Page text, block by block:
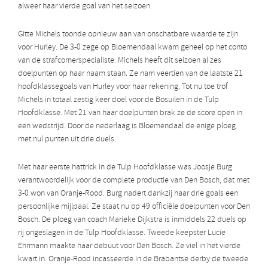
alweer haar vierde goal van het seizoen.
Gitte Michels toonde opnieuw aan van onschatbare waarde te zijn
voor Hurley. De 3-0 zege op Bloemendaal kwam geheel op het conto
van de strafcornerspecialiste. Michels heeft dit seizoen al zes
doelpunten op haar naam staan. Ze nam veertien van de laatste 21
hoofdklassegoals van Hurley voor haar rekening. Tot nu toe trof
Michels in totaal zestig keer doel voor de Bosuilen in de Tulp
Hoofdklasse. Met 21 van haar doelpunten brak ze de score open in
een wedstrijd. Door de nederlaag is Bloemendaal de enige ploeg
met nul punten uit drie duels.
Met haar eerste hattrick in de Tulp Hoofdklasse was Joosje Burg
verantwoordelijk voor de complete productie van Den Bosch, dat met
3-0 won van Oranje-Rood. Burg nadert dankzij haar drie goals een
persoonlijke mijlpaal. Ze staat nu op 49 officiële doelpunten voor Den
Bosch. De ploeg van coach Marieke Dijkstra is inmiddels 22 duels op
rij ongeslagen in de Tulp Hoofdklasse. Tweede keepster Lucie
Ehrmann maakte haar debuut voor Den Bosch. Ze viel in het vierde
kwart in. Oranje-Rood incasseerde in de Brabantse derby de tweede